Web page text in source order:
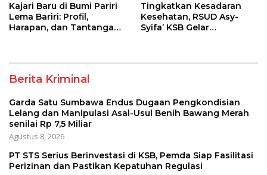
Kajari Baru di Bumi Pariri
Lema Bariri: Profil,
Harapan, dan Tantangan
Tingkatkan Kesadaran
Kesehatan, RSUD Asy-
Syifa’ KSB Gelar
Berita Kriminal
Garda Satu Sumbawa Endus Dugaan Pengkondisian
Lelang dan Manipulasi Asal-Usul Benih Bawang Merah
senilai Rp 7,5 Miliar
Agustus 8, 2026
PT STS Serius Berinvestasi di KSB, Pemda Siap Fasilitasi
Perizinan dan Pastikan Kepatuhan Regulasi